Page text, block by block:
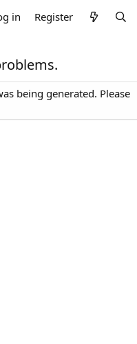
in Register
being generated. Please